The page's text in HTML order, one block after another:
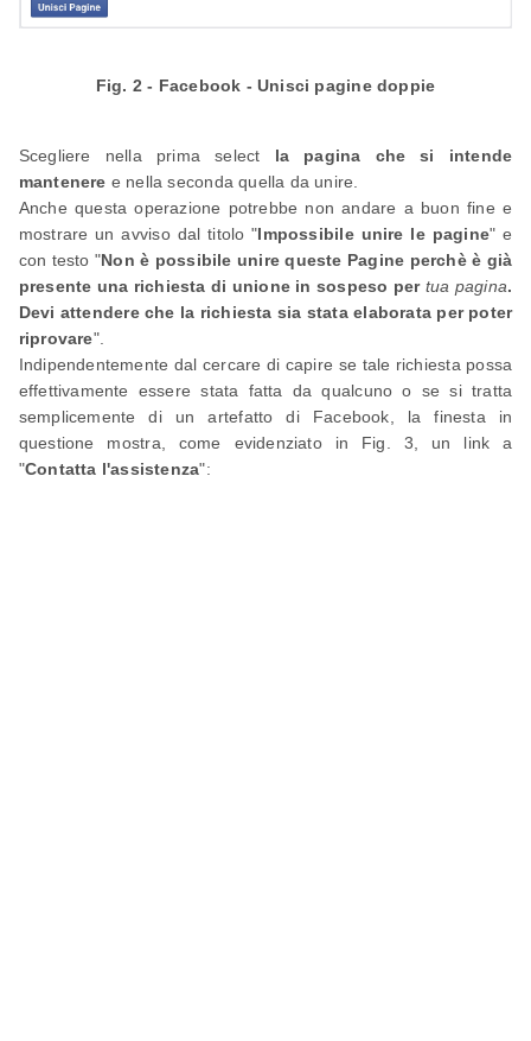
Fig. 2 - Facebook - Unisci pagine doppie
Scegliere nella prima select la pagina che si intende
mantenere e nella seconda quella da unire.
Anche questa operazione potrebbe non andare a buon fine e
mostrare un avviso dal titolo "Impossibile unire le pagine" e
con testo "Non è possibile unire queste Pagine perchè è già
presente una richiesta di unione in sospeso per tua pagina.
Devi attendere che la richiesta sia stata elaborata per poter
riprovare".
Indipendentemente dal cercare di capire se tale richiesta possa
effettivamente essere stata fatta da qualcuno o se si tratta
semplicemente di un artefatto di Facebook, la finesta in
questione mostra, come evidenziato in Fig. 3, un link a
"Contatta l'assistenza":